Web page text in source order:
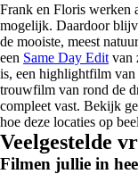
Frank en Floris werken
mogelijk. Daardoor
de mooiste, meest
een Same Day Edit van
is, een highlightfilm
trouwfilm van rond de
compleet vast. Bekijk
hoe deze locaties op
Veelgestelde
Filmen jullie in